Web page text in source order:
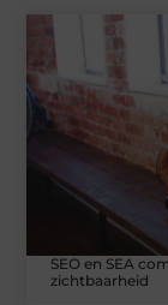
SEO en SEA
zichtbaarheid